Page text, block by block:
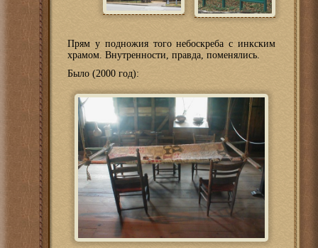
Прям у подножия того небоскреба с инкским
храмом. Внутренности, правда, поменялись.
Было (2000 год):